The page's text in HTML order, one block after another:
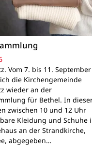
Vom 7. bis 11. September
die Kirchengemeinde
wieder an der
für Bethel. In
zwischen 10 und 12 Uhr
Kleidung und Schuhe
an der Strandkirche,
abgegeben…